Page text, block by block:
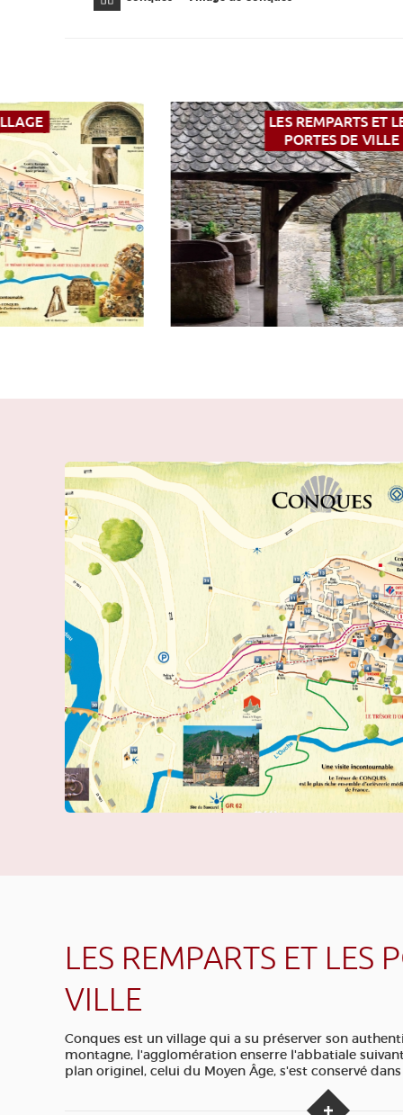
LES REMPARTS ET LES
PORTES DE VILLE
LES REMPARTS ET LES
VILLE
Conques est un village qui a su préserver son
montagne, l'agglomération enserre l'abbatiale
plan originel, celui du Moyen Âge, s'est conservé